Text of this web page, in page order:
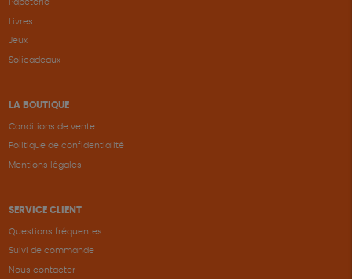
Papeterie
Livres
Jeux
Solicadeaux
LA BOUTIQUE
Conditions de vente
Politique de confidentialité
Mentions légales
SERVICE CLIENT
Questions fréquentes
Suivi de commande
Nous contacter